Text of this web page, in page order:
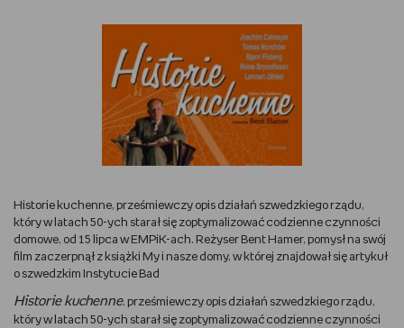
BACK TO SCHOOL
PREZENTOWNIKI
DBAM O URODĘ
TRENUJĘ
URZĄDZAM I DEKORUJĘ
Historie kuchenne, prześmiewczy opis działań szwedzkiego rządu,
który w latach 50-ych starał się zoptymalizować codzienne czynności
domowe, od 15 lipca w EMPiK-ach. Reżyser Bent Hamer, pomysł na swój
film zaczerpnął z książki My i nasze domy, w której znajdował się artykuł
o szwedzkim Instytucie Bad
Historie kuchenne, prześmiewczy opis działań szwedzkiego rządu,
który w latach 50-ych starał się zoptymalizować codzienne czynności